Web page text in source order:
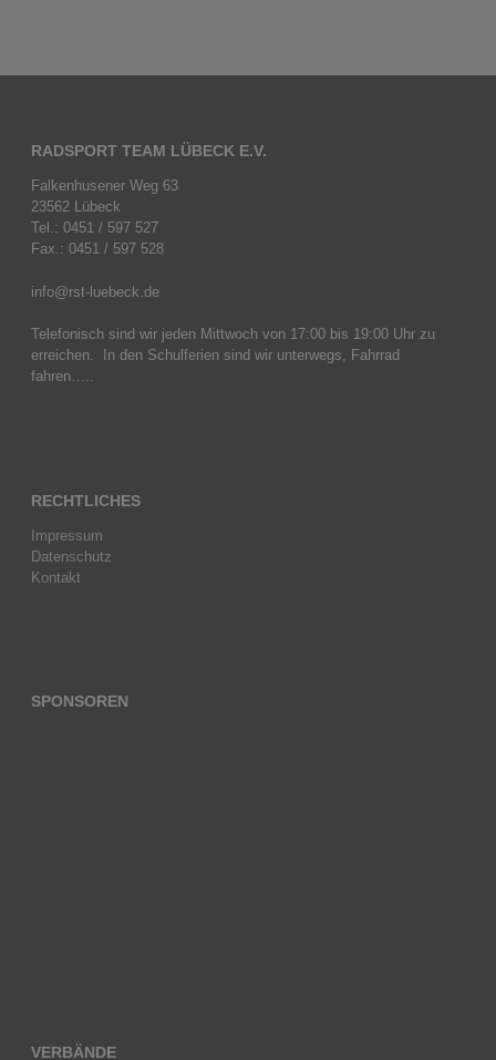
RADSPORT TEAM LÜBECK E.V.
Falkenhusener Weg 63
23562 Lübeck
Tel.: 0451 / 597 527
Fax.: 0451 / 597 528
info@rst-luebeck.de
Telefonisch sind wir jeden Mittwoch von 17:00 bis 19:00 Uhr zu
erreichen. In den Schulferien sind wir unterwegs, Fahrrad
fahren…..
RECHTLICHES
Impressum
Datenschutz
Kontakt
SPONSOREN
VERBÄNDE